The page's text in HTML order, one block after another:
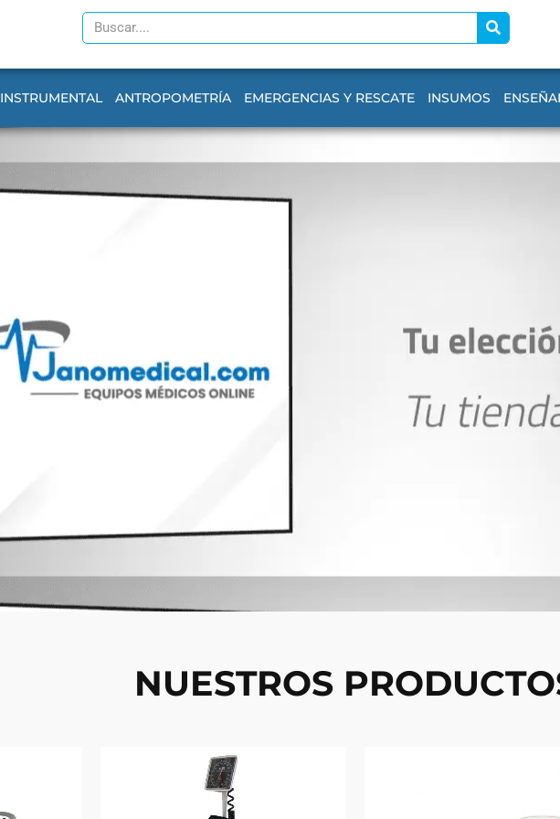
Search
INSTRUMENTAL ANTROPOMETRÍA EMERGENCIAS Y RESCATE INSUMOS
NUESTROS